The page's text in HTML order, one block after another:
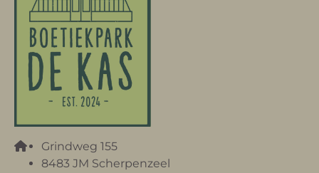
Grindweg 155
8483 JM Scherpenzeel